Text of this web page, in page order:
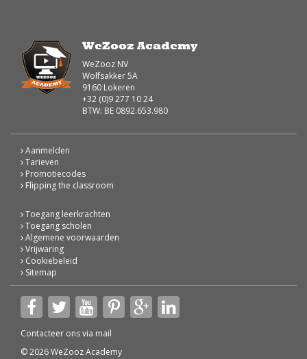
WeZooz Academy
WeZooz NV
Wolfsakker 5A
9160 Lokeren
+32 (0)9 277 10 24
BTW: BE 0892.653.980
Aanmelden
Tarieven
Promotiecodes
Flipping the classroom
Toegang leerkrachten
Toegang scholen
Algemene voorwaarden
Vrijwaring
Cookiebeleid
Sitemap
Contacteer ons via mail
© 2026 WeZooz Academy